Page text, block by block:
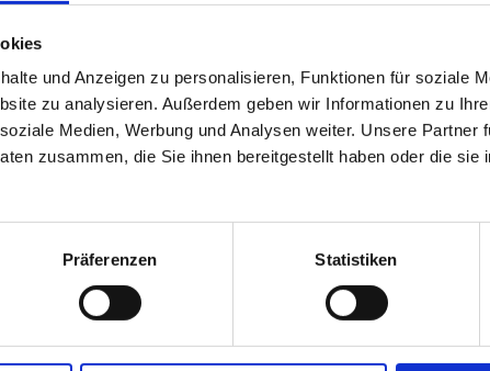
und Anzeigen zu personalisieren, Funktionen für soziale
zu analysieren. Außerdem geben wir Informationen zu
Medien, Werbung und Analysen weiter. Unsere Partner
zusammen, die Sie ihnen bereitgestellt haben oder die sie
Präferenzen Statistiken